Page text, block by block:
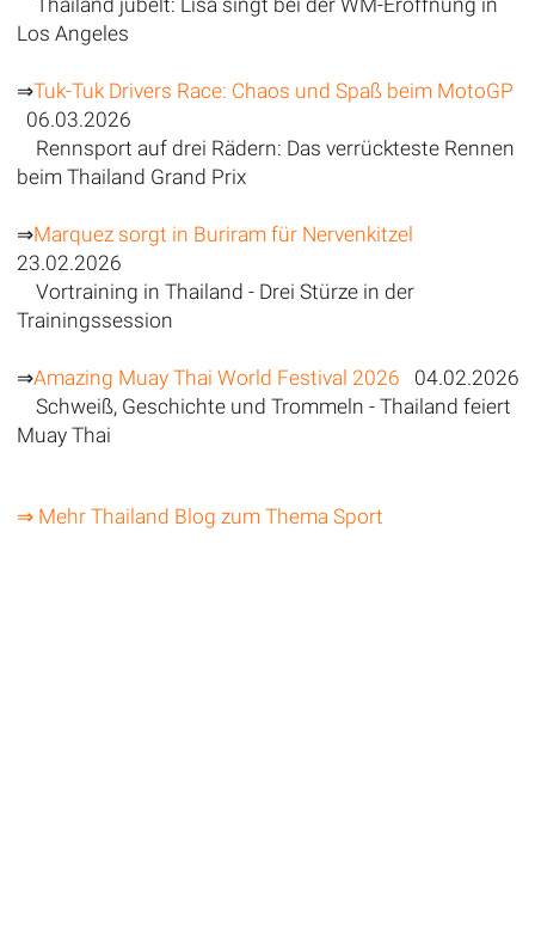
Thailand jubelt: Lisa singt bei der WM-Eröffnung in
Los Angeles
⇒Tuk-Tuk Drivers Race: Chaos und Spaß beim MotoGP
06.03.2026
Rennsport auf drei Rädern: Das verrückteste Rennen
beim Thailand Grand Prix
⇒Marquez sorgt in Buriram für Nervenkitzel
23.02.2026
Vortraining in Thailand - Drei Stürze in der
Trainingssession
⇒Amazing Muay Thai World Festival 2026 04.02.2026
Schweiß, Geschichte und Trommeln - Thailand feiert
Muay Thai
⇒ Mehr Thailand Blog zum Thema Sport